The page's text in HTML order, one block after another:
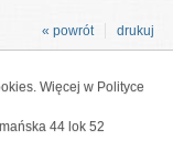
drukuj
« powrót
Więcej w Polityce
44 lok 52